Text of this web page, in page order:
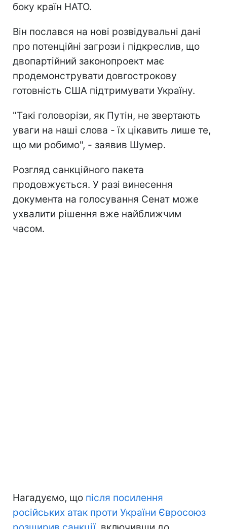
боку країн НАТО.
Він послався на нові розвідувальні дані
про потенційні загрози і підкреслив, що
двопартійний законопроект має
продемонструвати довгострокову
готовність США підтримувати Україну.
"Такі головорізи, як Путін, не звертають
уваги на наші слова - їх цікавить лише те,
що ми робимо", - заявив Шумер.
Розгляд санкційного пакета
продовжується. У разі винесення
документа на голосування Сенат може
ухвалити рішення вже найближчим
часом.
Нагадуємо, що після посилення
російських атак проти України Євросоюз